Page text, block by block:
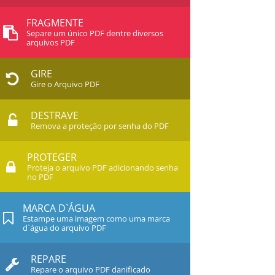
FRAGMENTE
Separe um único PDF dentre diversos
arquivos PDF
GIRE
Gire o Arquivo PDF
DESTRAVE
Remova a proteção por senha do PDF
PROTEGER
Proteja o arquivo PDF adicionando senha
no PDF
MARCA D`ÁGUA
Estampe uma imagem como uma marca
d`água do arquivo PDF
REPARE
Repare o arquivo PDF danificado